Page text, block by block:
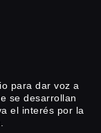
para dar voz a
se desarrollan
el interés por la